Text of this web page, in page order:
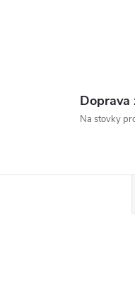
Doprava
Na stovky